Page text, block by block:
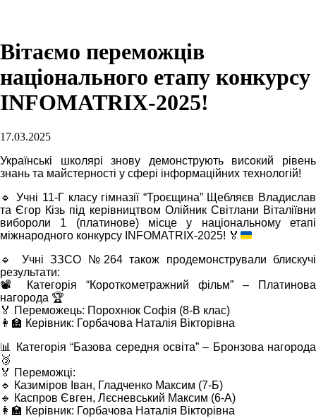
Вітаємо переможців
національного етапу конкурсу
INFOMATRIX-2025!
17.03.2025
Українські школярі знову демонструють високий рівень
знань та майстерності у сфері інформаційних технологій!
🔹
Учні 11-Г класу гімназії “Троєщина” Щебляєв Владислав
та Єгор Кізь під керівництвом Олійник Світлани Віталіївни
вибороли 1 (платинове) місце у національному етапі
міжнародного конкурсу INFOMATRIX-2025! 🏅
🔹 Учні ЗЗСО №264 також продемонстрували блискучі
результати:
📽 Категорія “Короткометражний фільм” – Платинова
нагорода 🏆
🏅 Переможець: Порохнюк Софія (8-В клас)
👩‍🏫 Керівник: Горбачова Наталія Вікторівна
📊 Категорія “Базова середня освіта” – Бронзова нагорода
🥉
🏅 Переможці:
🔹 Казиміров Іван, Гладченко Максим (7-Б)
🔹 Каспров Євген, Лєсневський Максим (6-А)
👩‍🏫 Керівник: Горбачова Наталія Вікторівна